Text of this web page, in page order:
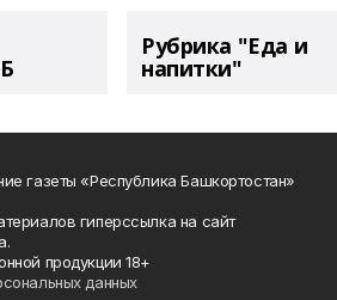
Рубрика "Еда и
напитки"
газеты «Республика Башкортостан»
гиперссылка на сайт
продукции 18+
данных